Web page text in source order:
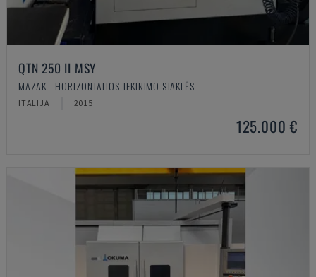
QTN 250 II MSY
MAZAK - HORIZONTALIOS TEKINIMO STAKLĖS
ITALIJA 2015
125.000 €